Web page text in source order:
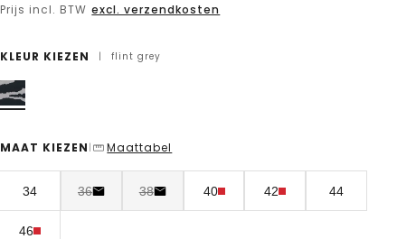
Prijs incl. BTW excl. verzendkosten
KLEUR KIEZEN | flint grey
MAAT KIEZEN | Maattabel
34 36 38 40 42 44
46